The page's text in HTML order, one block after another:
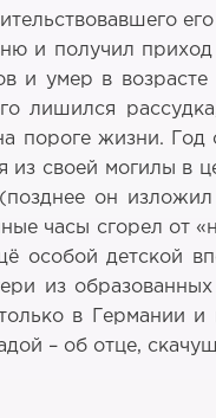
и получил
и умер в
лишился
пороге жизни.
своей могилы в
он
часы сгорел
особой детской
из
в Германии
– об отце,